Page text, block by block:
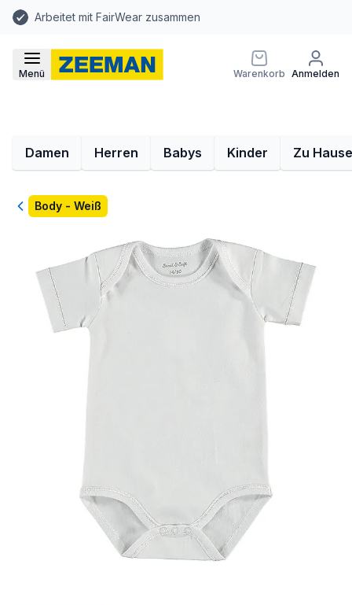
Arbeitet mit FairWear zusammen
Menü Warenkorb Anmelden
Damen Herren Babys Kinder Zu Hause
ZurückBody - Weiß